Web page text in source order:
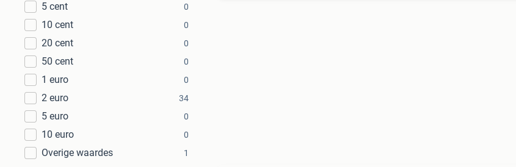
5 cent 0
10 cent 0
20 cent 0
50 cent 0
1 euro 0
2 euro 34
5 euro 0
10 euro 0
Overige waardes 1